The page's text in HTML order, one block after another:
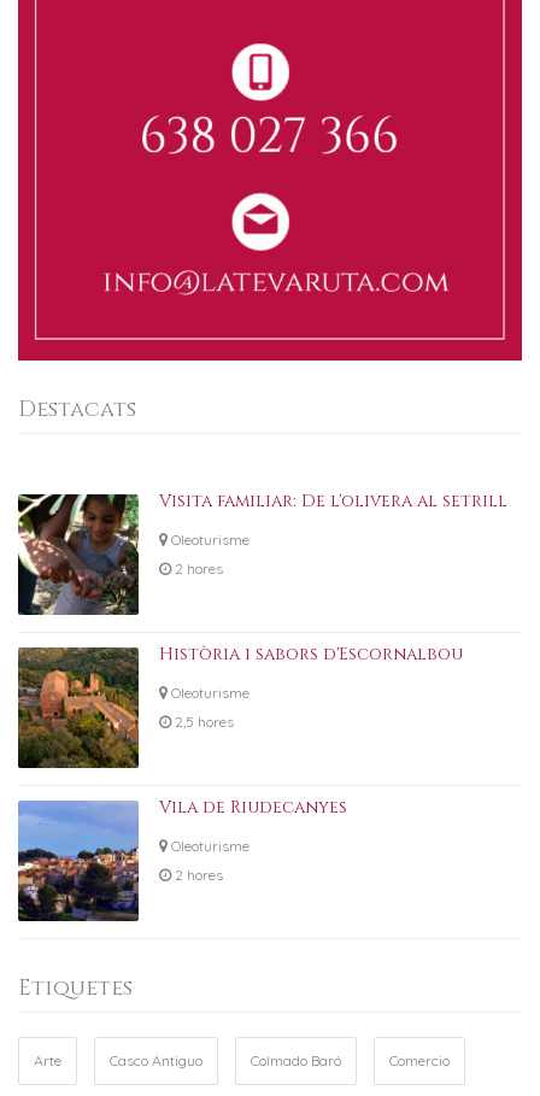
Destacats
Visita familiar: De l'olivera al setrill
Oleoturisme
2 hores
Història i sabors d'Escornalbou
Oleoturisme
2,5 hores
Vila de Riudecanyes
Oleoturisme
2 hores
Etiquetes
Arte Casco Antiguo Colmado Baró Comercio